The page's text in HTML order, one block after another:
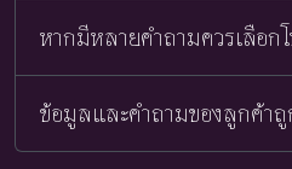
หากมีหลายคำถามควรเลือก
ข้อมูลและคำถามของลูกค้าถู